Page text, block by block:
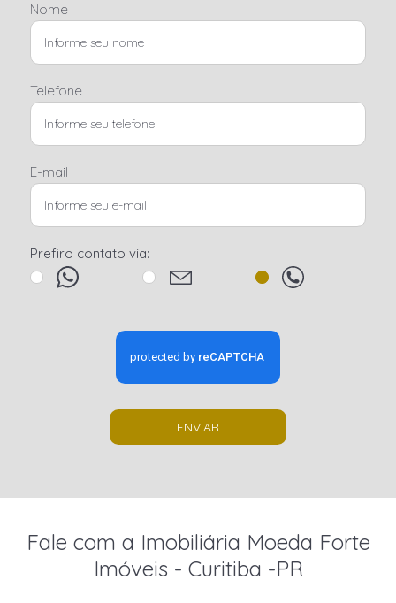
Nome
Telefone
E-mail
Prefiro contato via:
ENVIAR
Fale com a Imobiliária Moeda Forte
Imóveis - Curitiba -PR